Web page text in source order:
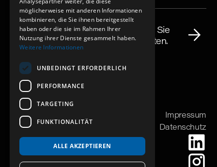
Kontakt
Sie haben ein Bauprojekt? Nehmen Sie
Kontakt auf und lassen Sie uns starten.
Impressum
Datenschutz
möglicherweise mit anderen Informationen
kombinieren, die Sie ihnen bereitgestellt
haben oder die sie im Rahmen Ihrer
Nutzung ihrer Dienste gesammelt haben.
Weitere Informationen
UNBEDINGT ERFORDERLICH
PERFORMANCE
TARGETING
FUNKTIONALITÄT
ALLE AKZEPTIEREN